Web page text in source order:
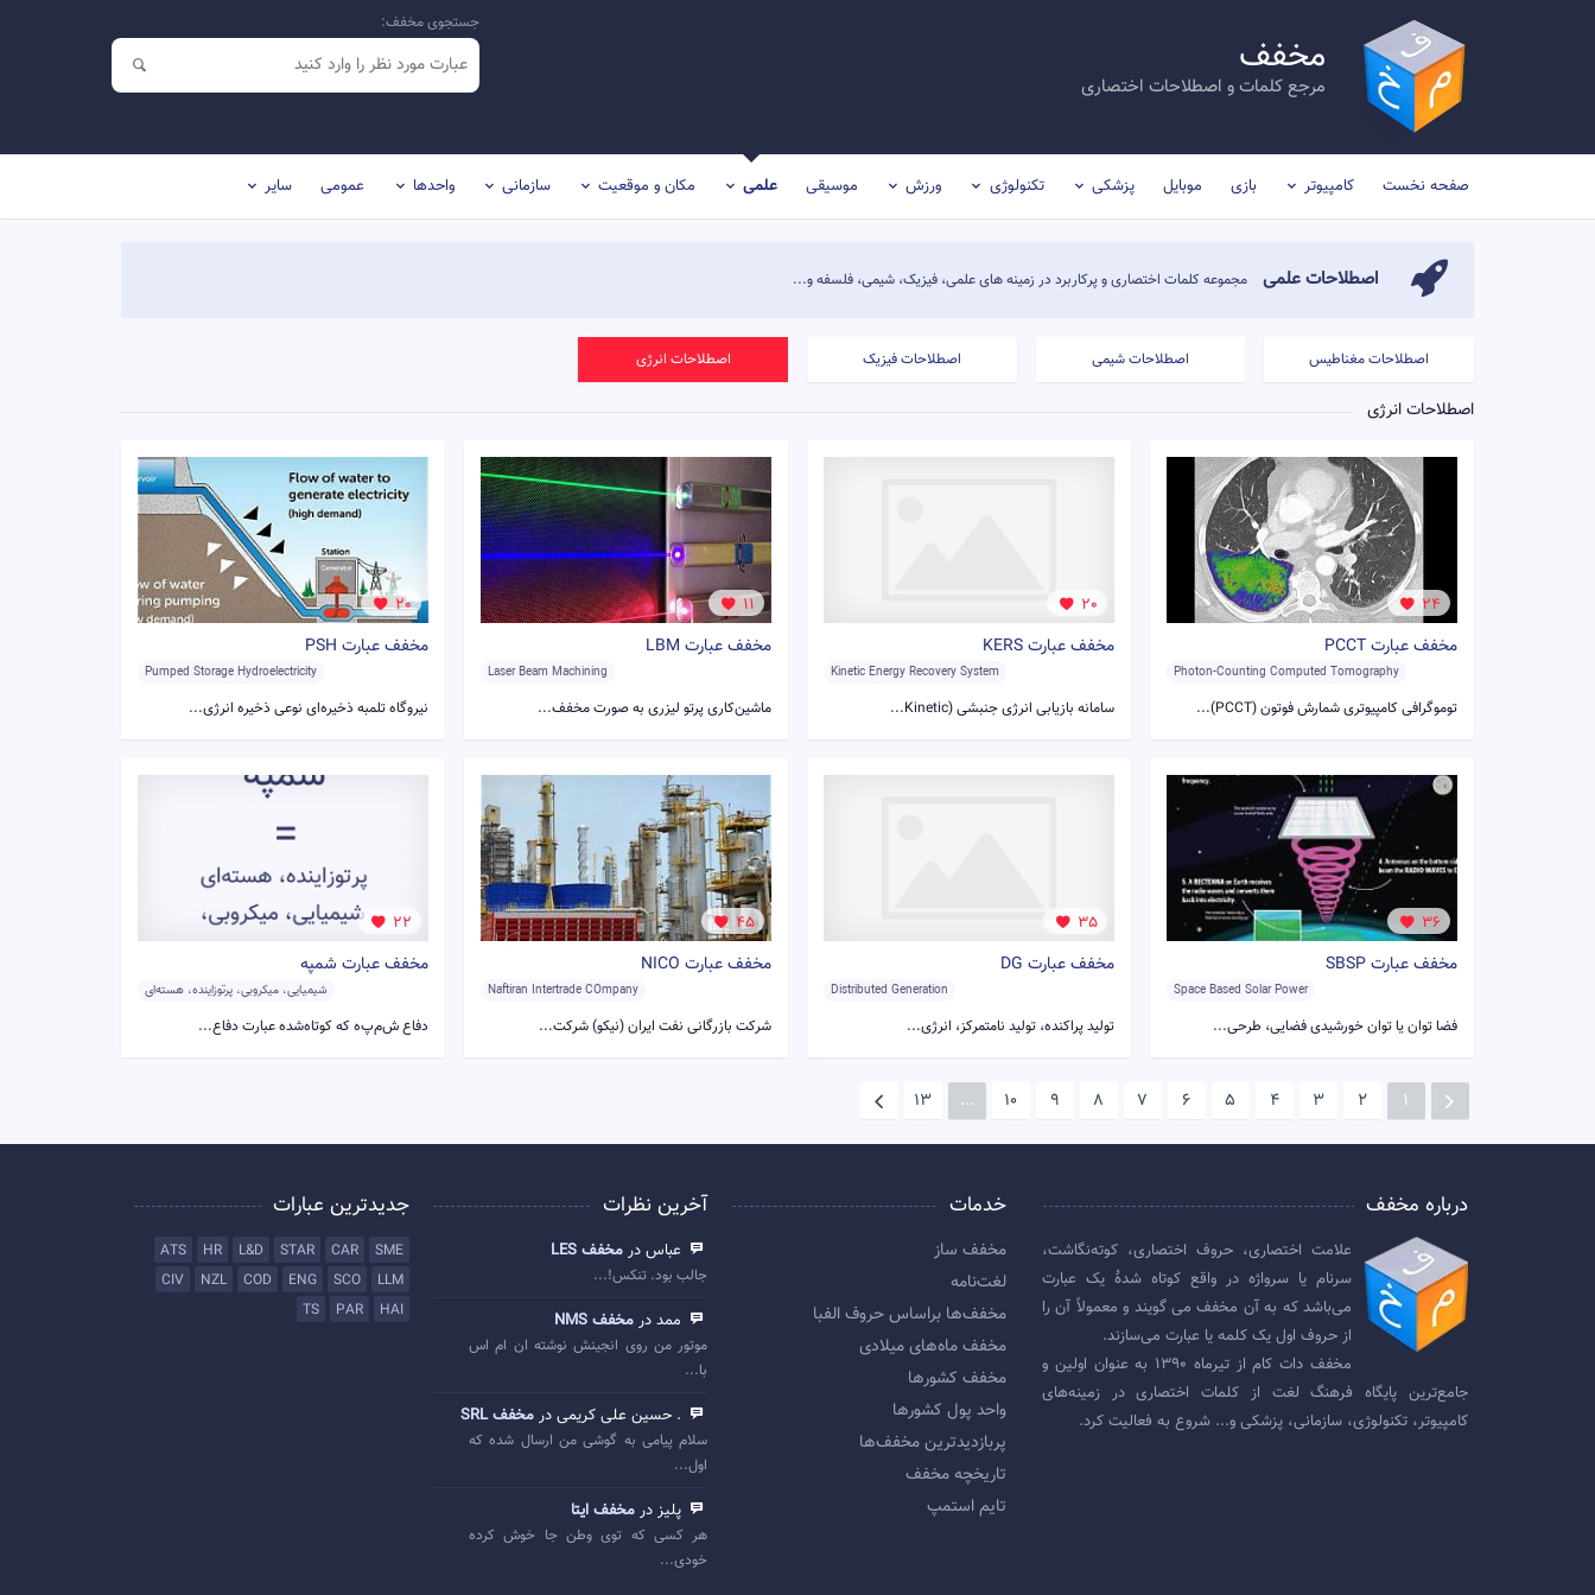
مخفف
مرجع کلمات و اصطلاحات اختصاری
جستجوی مخفف:
صفحه نخست کامپیوتر بازی موبایل پزشکی تکنولوژی ورزش موسیقی علمی مکان و موقعیت سازمانی واحدها عمومی سایر
اصطلاحات علمی مجموعه کلمات اختصاری و پرکاربرد در زمینه های علمی، فیزیک، شیمی، فلسفه و...
اصطلاحات مغناطیس اصطلاحات شیمی اصطلاحات فیزیک اصطلاحات انرژی
اصطلاحات انرژی
24
مخفف عبارت PCCT
Photon-Counting Computed Tomography
توموگرافی کامپیوتری شمارش فوتون (PCCT)...
20
مخفف عبارت KERS
Kinetic Energy Recovery System
سامانه بازیابی انرژی جنبشی (Kinetic...
11
مخفف عبارت LBM
Laser Beam Machining
ماشین‌کاری پرتو لیزری به صورت مخفف...
20
مخفف عبارت PSH
Pumped Storage Hydroelectricity
نیروگاه تلمبه ذخیره‌ای نوعی ذخیره انرژی...
36
مخفف عبارت SBSP
Space Based Solar Power
فضا توان یا توان خورشیدی فضایی، طرحی...
35
مخفف عبارت DG
Distributed Generation
تولید پراکنده، تولید نامتمرکز، انرژی...
45
مخفف عبارت NICO
Naftiran Intertrade COmpany
شرکت بازرگانی نفت ایران (نیکو) شرکت...
22
مخفف عبارت شمپه
شیمیایی، میکروبی، پرتوزاینده، هسته‌ای
دفاع ش‌م‌پ‌ه که کوتاه‌شده عبارت دفاع...
1
2
3
4
5
6
7
8
9
10
...
13
درباره مخفف
علامت اختصاری، حروف اختصاری، کوته‌نگاشت،
سرنام یا سرواژه در واقع کوتاه شدهٔ یک عبارت
می‌باشد که به آن مخفف می گویند و معمولاً آن را
از حروف اول یک کلمه یا عبارت می‌سازند.
مخفف دات کام از تیرماه ۱۳۹۰ به عنوان اولین و
جامع‌ترین پایگاه فرهنگ لغت از کلمات اختصاری در زمینه‌های
کامپیوتر، تکنولوژی، سازمانی، پزشکی و... شروع به فعالیت کرد.
خدمات
مخفف ساز
لغت‌نامه
مخفف‌ها براساس حروف الفبا
مخفف ماه‌های میلادی
مخفف کشورها
واحد پول کشورها
پربازديدترين مخفف‌ها
تاريخچه مخفف
تایم استمپ
آخرین نظرات
عباس در مخفف LES
جالب بود. تنکس!...
ممد در مخفف NMS
موتور من روی انجینش نوشته ان ام اس
با...
. حسین علی کریمی در مخفف SRL
سلام پیامی به گوشی من ارسال شده که
اول...
پلیز در مخفف ایتا
هر کسی که توی وطن جا خوش کرده
خودی...
جدیدترین عبارات
SME
CAR
STAR
L&D
HR
ATS
LLM
SCO
ENG
COD
NZL
CIV
HAI
PAR
TS